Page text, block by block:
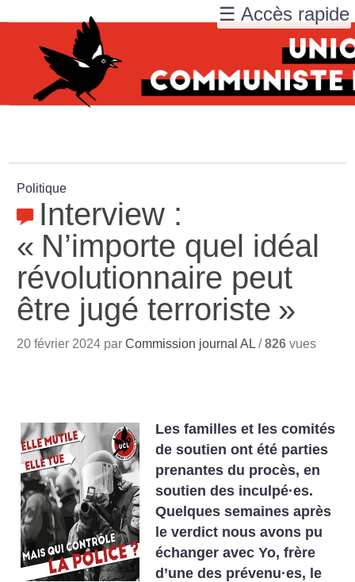
Politique
Interview :
« N’importe quel idéal
révolutionnaire peut
être jugé terroriste »
20 février 2024 parCommission journal AL /826 vues
Les familles et les comités
de soutien ont été parties
prenantes du procès, en
soutien des inculpé·es.
Quelques semaines après
le verdict nous avons pu
échanger avec Yo, frère
d’une des prévenu·es, le
☰ Accès rapide